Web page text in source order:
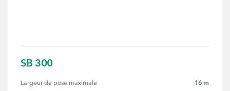
SB 300
Largeur de pose maximale 16 m